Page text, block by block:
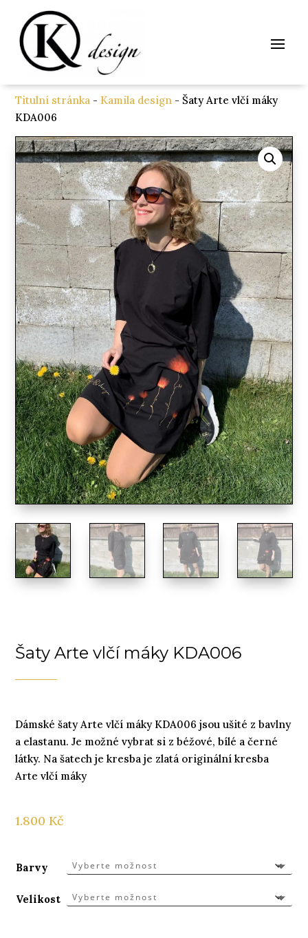
Titulní stránka - Kamila design - Šaty Arte vlčí máky
KDA006
Šaty Arte vlčí máky KDA006
Dámské šaty Arte vlčí máky KDA006 jsou ušité z bavlny
a elastanu. Je možné vybrat si z béžové, bílé a černé
látky. Na šatech je kresba je zlatá originální kresba
Arte vlčí máky
1.800Kč
Barvy
Velikost